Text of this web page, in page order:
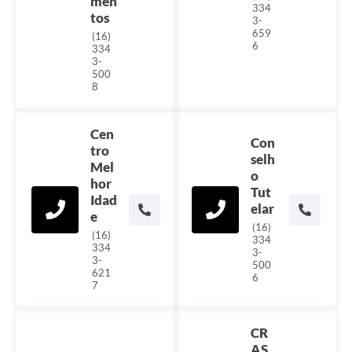
tos
(16)
334
3-
500
8
334
3-
659
6
Cen
tro
Mel
hor
Idad
e
(16)
334
3-
621
7
Con
selh
o
Tut
elar
(16)
334
3-
500
6
CR